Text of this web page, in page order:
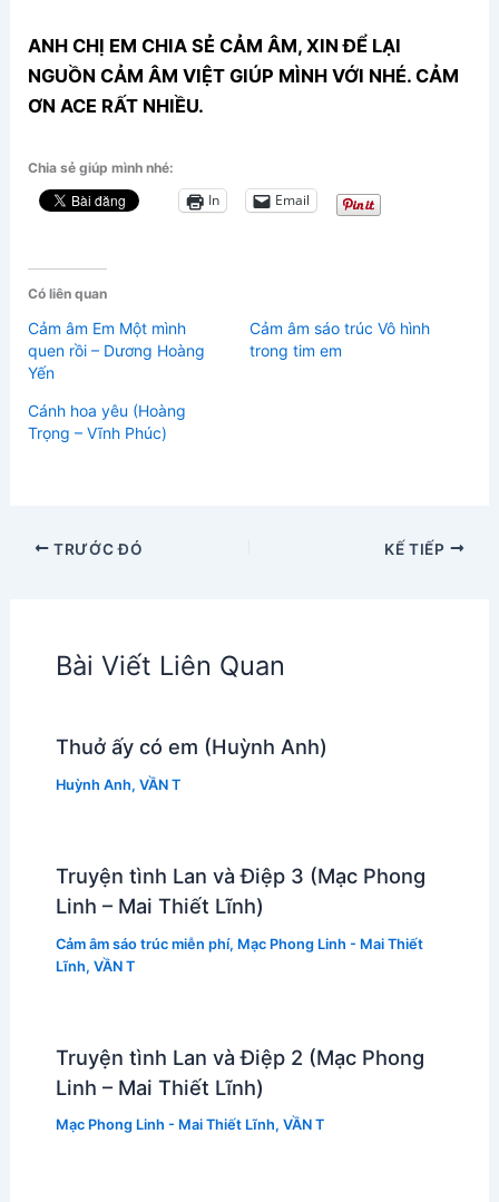
ANH CHỊ EM CHIA SẺ CẢM ÂM, XIN ĐỂ LẠI
NGUỒN CẢM ÂM VIỆT GIÚP MÌNH VỚI NHÉ. CẢM
ƠN ACE RẤT NHIỀU.
Chia sẻ giúp mình nhé:
In Email
Có liên quan
Cảm âm Em Một mình
quen rồi – Dương Hoàng
Yến
Cảm âm sáo trúc Vô hình
trong tim em
Cánh hoa yêu (Hoàng
Trọng – Vĩnh Phúc)
TRƯỚC ĐÓ KẾ TIẾP
Bài Viết Liên Quan
Thuở ấy có em (Huỳnh Anh)
Huỳnh Anh, VẦN T
Truyện tình Lan và Điệp 3 (Mạc Phong
Linh – Mai Thiết Lĩnh)
Cảm âm sáo trúc miễn phí, Mạc Phong Linh - Mai Thiết
Lĩnh, VẦN T
Truyện tình Lan và Điệp 2 (Mạc Phong
Linh – Mai Thiết Lĩnh)
Mạc Phong Linh - Mai Thiết Lĩnh, VẦN T